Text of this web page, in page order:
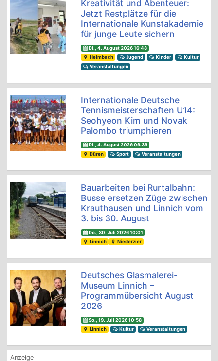
Kreativität und Abenteuer:
Jetzt Restplätze für die
Internationale Kunstakademie
für junge Leute sichern
Di., 4. August 2026 16:48
Heimbach
Jugend Kinder
Kultur
Veranstaltungen
Internationale Deutsche
Tennismeisterschaften U14:
Seohyeon Kim und Novak
Palombo triumphieren
Di., 4. August 2026 09:36
Düren
Sport Veranstaltungen
Bauarbeiten bei Rurtalbahn:
Busse ersetzen Züge zwischen
Krauthausen und Linnich vom
3. bis 30. August
Do., 30. Juli 2026 10:01
Linnich
Niederzier
Deutsches Glasmalerei-
Museum Linnich –
Programmübersicht August
2026
So., 19. Juli 2026 10:58
Linnich
Kultur Veranstaltungen